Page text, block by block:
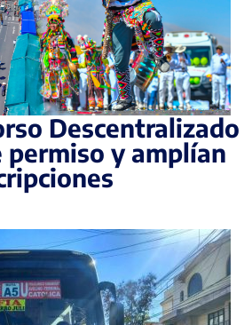
Descentralizado
permiso y amplían